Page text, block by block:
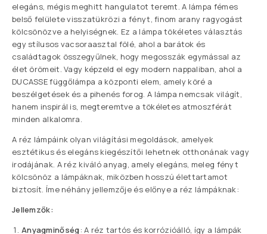
elegáns, mégis meghitt hangulatot teremt. A lámpa fémes
belső felülete visszatükrözi a fényt, finom arany ragyogást
kölcsönözve a helyiségnek. Ez a lámpa tökéletes választás
egy stílusos vacsoraasztal fölé, ahol a barátok és
családtagok összegyűlnek, hogy megosszák egymással az
élet örömeit. Vagy képzeld el egy modern nappaliban, ahol a
DUCASSE függőlámpa a központi elem, amely köré a
beszélgetések és a pihenés forog. A lámpa nemcsak világít,
hanem inspirál is, megteremtve a tökéletes atmoszférát
minden alkalomra.
A réz lámpáink olyan világítási megoldások, amelyek
esztétikus és elegáns kiegészítői lehetnek otthonának vagy
irodájának. A réz kiváló anyag, amely elegáns, meleg fényt
kölcsönöz a lámpáknak, miközben hosszú élettartamot
biztosít. Íme néhány jellemzője és előnye a réz lámpáknak:
Jellemzők:
Anyagminőség: A réz tartós és korrózióálló, így a lámpák